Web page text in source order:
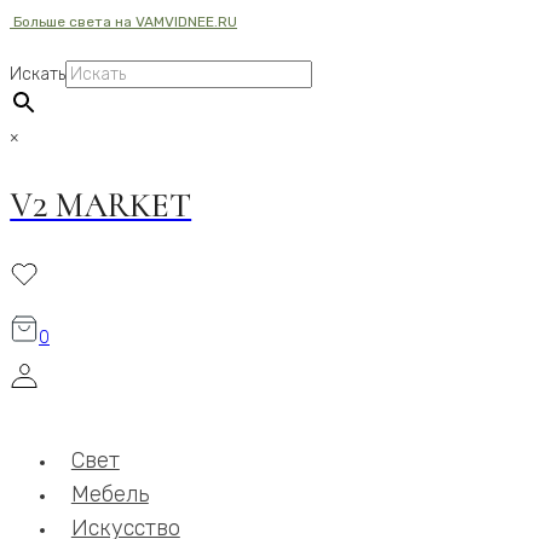
Перейти
содержимому
Больше света на VAMVIDNEE.RU
Искать
×
V2 MARKET
0
Свет
Мебель
Искусство